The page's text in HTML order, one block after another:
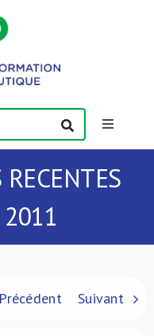
Toggle
2011
Précédent Suivant